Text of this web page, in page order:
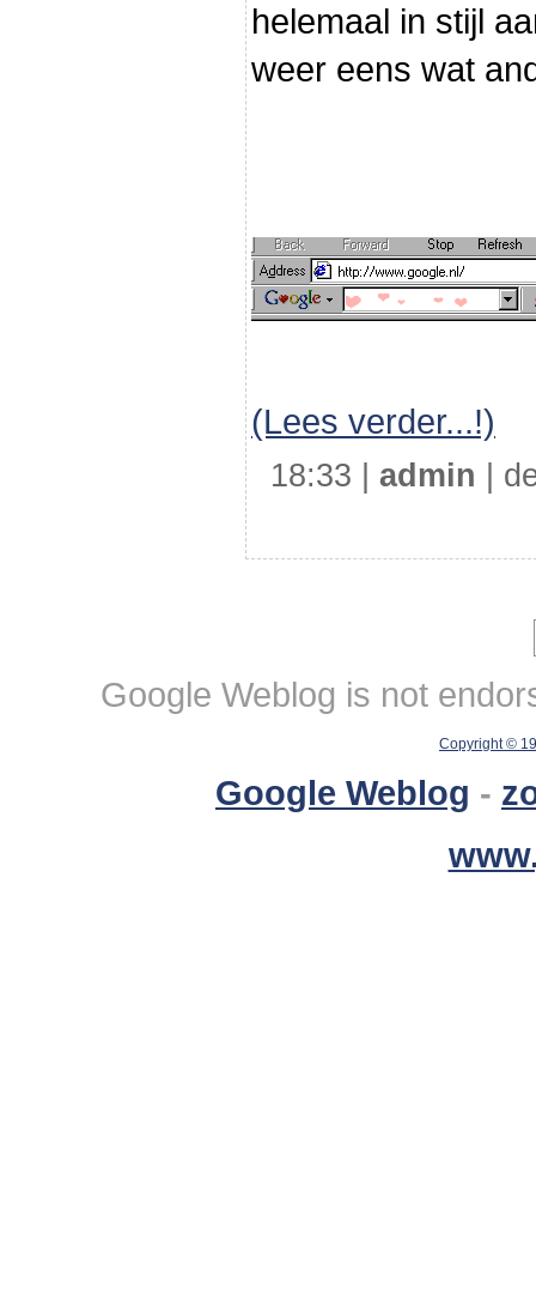
helemaal in stijl
weer eens wat
(Lees verder...!)
18:33 | admin |
Google Weblog is not
Copyright ©
Google Weblog -